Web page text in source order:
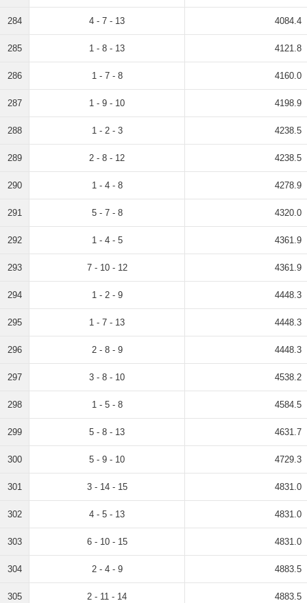
284 4 - 7 - 13 4084.4
285 1 - 8 - 13 4121.8
286 1 - 7 - 8 4160.0
287 1 - 9 - 10 4198.9
288 1 - 2 - 3 4238.5
289 2 - 8 - 12 4238.5
290 1 - 4 - 8 4278.9
291 5 - 7 - 8 4320.0
292 1 - 4 - 5 4361.9
293 7 - 10 - 12 4361.9
294 1 - 2 - 9 4448.3
295 1 - 7 - 13 4448.3
296 2 - 8 - 9 4448.3
297 3 - 8 - 10 4538.2
298 1 - 5 - 8 4584.5
299 5 - 8 - 13 4631.7
300 5 - 9 - 10 4729.3
301 3 - 14 - 15 4831.0
302 4 - 5 - 13 4831.0
303 6 - 10 - 15 4831.0
304 2 - 4 - 9 4883.5
305 2 - 11 - 14 4883.5